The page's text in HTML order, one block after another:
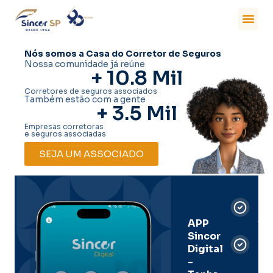
Nós somos a Casa do Corretor de Seguros
Nossa comunidade já reúne
+ 10.8 Mil
Corretores de seguros associados
Também estão com a gente
+ 3.5 Mil
Empresas corretoras
e seguros associadas
SEJA UM ASSOCIADO
APP
Sincor
Digital
-